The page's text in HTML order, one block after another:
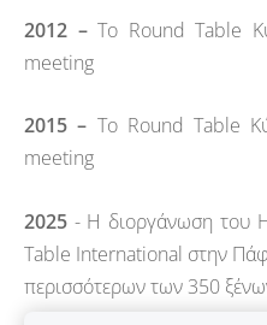
2012 –Το Round Table
meeting
2015 – Το Round Table
meeting
2025 - Η διοργάνωση του
Table International στην
περισσότερων των 350